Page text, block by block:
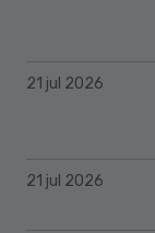
21 jul 2026
21 jul 2026